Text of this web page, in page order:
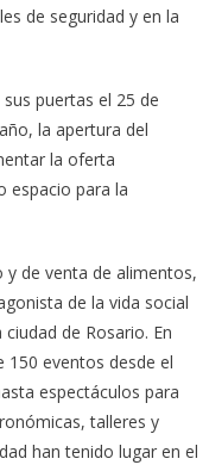
de seguridad y en la
puertas el 25 de
la apertura del
la oferta
espacio para la
de venta de alimentos,
de la vida social
de Rosario. En
150 eventos desde el
espectáculos para
talleres y
han tenido lugar en el